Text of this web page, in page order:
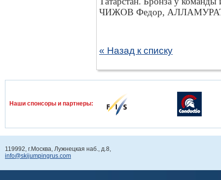
ЧИЖОВ Федор,
« Назад к списку
Наши спонcоры и партнеры:
119992, г.Москва, Лужнецкая наб., д.8,
info@skijumpingrus.com